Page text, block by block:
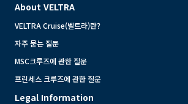
About VELTRA
VELTRA Cruise(벨트라)란?
자주 묻는 질문
MSC크루즈에 관한 질문
프린세스 크루즈에 관한 질문
Legal Information